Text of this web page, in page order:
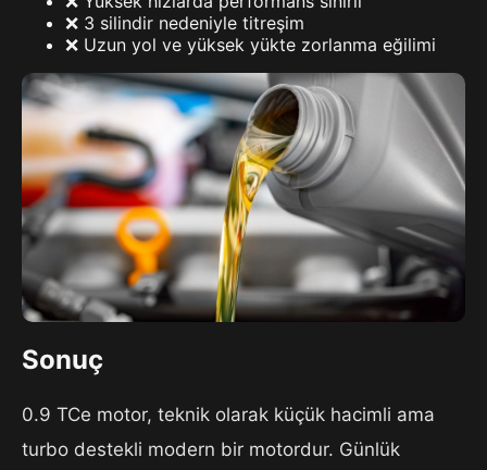
❌ 3 silindir nedeniyle titreşim
❌ Uzun yol ve yüksek yükte zorlanma eğilimi
Sonuç
0.9 TCe motor, teknik olarak küçük hacimli ama
turbo destekli modern bir motordur. Günlük